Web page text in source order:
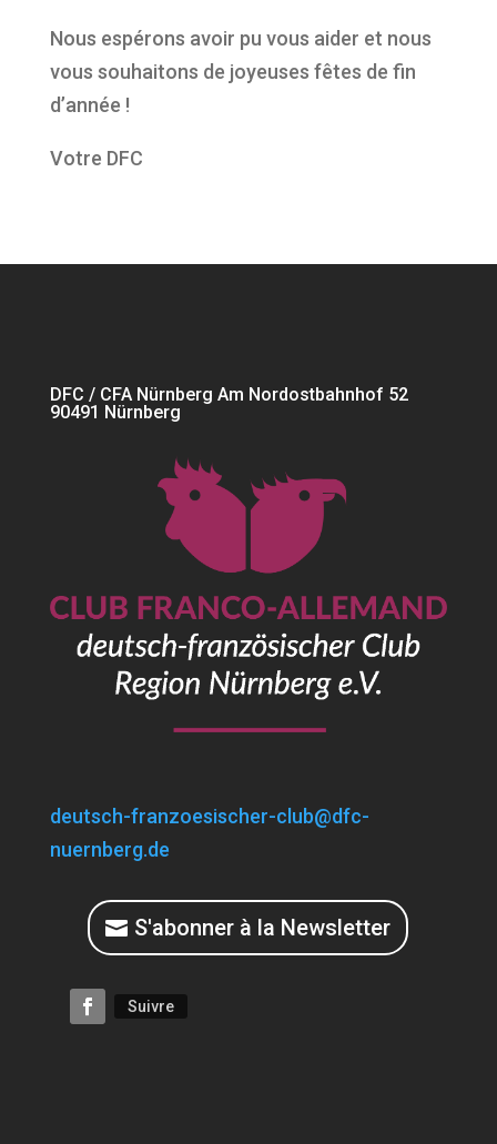
Nous espérons avoir pu vous aider et nous
vous souhaitons de joyeuses fêtes de fin
d’année !
Votre DFC
DFC / CFA Nürnberg Am Nordostbahnhof 52
90491 Nürnberg
deutsch-franzoesischer-club@dfc-
nuernberg.de
S'abonner à la Newsletter
Suivre